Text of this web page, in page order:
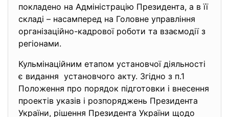
покладено на Адміністрацію Президента, а в її
складі – насамперед на Головне управління
організаційно-кадрової роботи та взаємодії з
регіонами.
Кульмінаційним етапом установчої діяльності
є видання установчого акту. Згідно з п.1
Положення про порядок підготовки і внесення
проектів указів і розпоряджень Президента
України, рішення Президента України щодо